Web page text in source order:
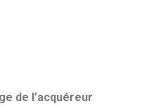
de l’acquéreur